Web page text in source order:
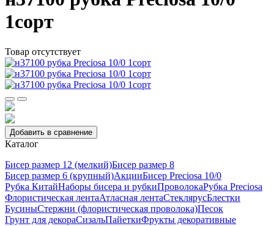
1сорт
Товар отсутствует
Добавить в сравнение
Каталог
Бисер размер 12 (мелкий)Бисер размер 8
Бисер размер 6 (крупный)АкцииБисер Preciosa 10/0
Рубка КитайНаборы бисера и рубкиПроволокаРубка Preciosa
Флористическая лентаАтласная лентаСтеклярусБлестки
БусиныСтержни (флористическая проволока)Песок
Грунт для декораСизальПайеткиФрукты декоративные